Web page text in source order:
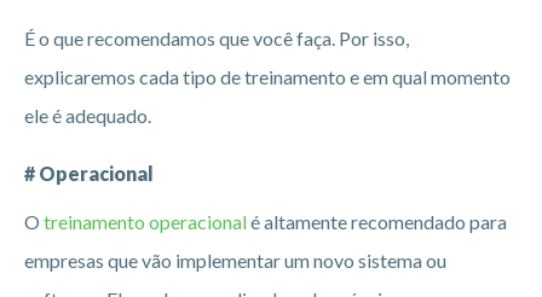
É o que recomendamos que você faça. Por isso,
explicaremos cada tipo de treinamento e em qual momento
ele é adequado.
# Operacional
O treinamento operacionalé altamente recomendado para
empresas que vão implementar um novo sistema ou